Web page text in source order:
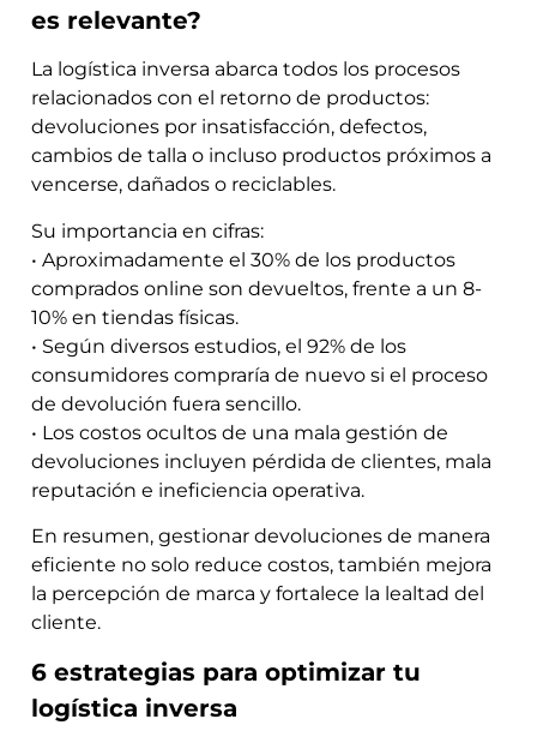
es relevante?
La logística inversa abarca todos los procesos
relacionados con el retorno de productos:
devoluciones por insatisfacción, defectos,
cambios de talla o incluso productos próximos a
vencerse, dañados o reciclables.
Su importancia en cifras:
• Aproximadamente el 30% de los productos
comprados online son devueltos, frente a un 8-
10% en tiendas físicas.
• Según diversos estudios, el 92% de los
consumidores compraría de nuevo si el proceso
de devolución fuera sencillo.
• Los costos ocultos de una mala gestión de
devoluciones incluyen pérdida de clientes, mala
reputación e ineficiencia operativa.
En resumen, gestionar devoluciones de manera
eficiente no solo reduce costos, también mejora
la percepción de marca y fortalece la lealtad del
cliente.
6 estrategias para optimizar tu
logística inversa